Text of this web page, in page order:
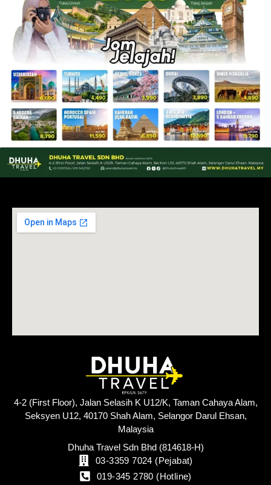
4-2 (First Floor), Jalan Selasih K U12/K, Taman Cahaya Alam,
Seksyen U12, 40170 Shah Alam, Selangor Darul Ehsan,
Malaysia
Dhuha Travel Sdn Bhd (814618-H)
03-3359 7024 (Pejabat)
019-345 2780 (Hotline)